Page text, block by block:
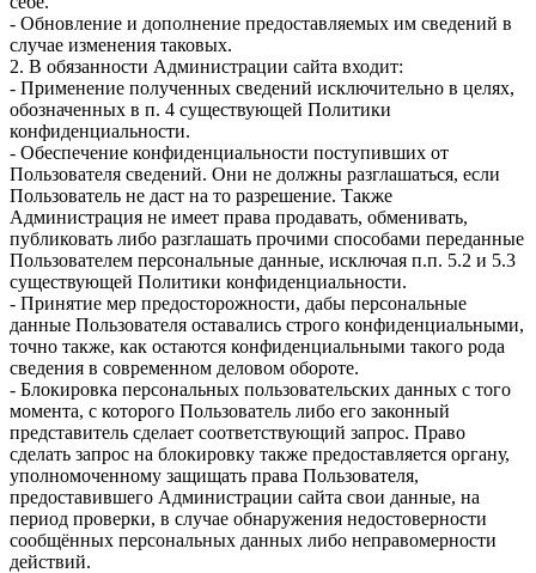
- Обновление и дополнение предоставляемых им сведений в
случае изменения таковых.
2. В обязанности Администрации сайта входит:
- Применение полученных сведений исключительно в целях,
обозначенных в п. 4 существующей Политики
конфиденциальности.
- Обеспечение конфиденциальности поступивших от
Пользователя сведений. Они не должны разглашаться, если
Пользователь не даст на то разрешение. Также
Администрация не имеет права продавать, обменивать,
публиковать либо разглашать прочими способами переданные
Пользователем персональные данные, исключая п.п. 5.2 и 5.3
существующей Политики конфиденциальности.
- Принятие мер предосторожности, дабы персональные
данные Пользователя оставались строго конфиденциальными,
точно также, как остаются конфиденциальными такого рода
сведения в современном деловом обороте.
- Блокировка персональных пользовательских данных с того
момента, с которого Пользователь либо его законный
представитель сделает соответствующий запрос. Право
сделать запрос на блокировку также предоставляется органу,
уполномоченному защищать права Пользователя,
предоставившего Администрации сайта свои данные, на
период проверки, в случае обнаружения недостоверности
сообщённых персональных данных либо неправомерности
действий.